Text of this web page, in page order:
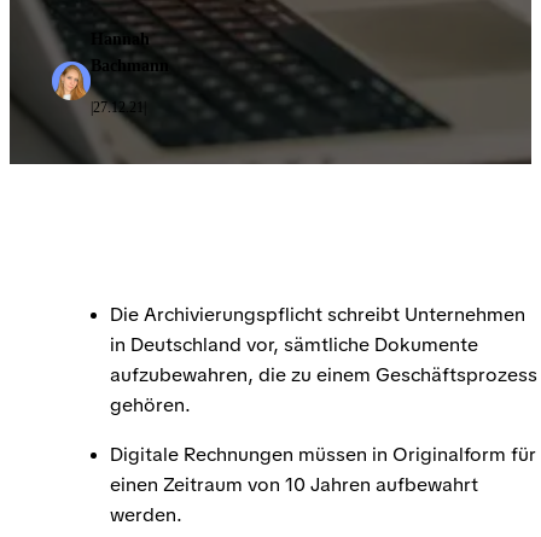
Hannah
Bachmann
27.12.21
Die Archivierungspflicht schreibt Unternehmen
in Deutschland vor, sämtliche Dokumente
aufzubewahren, die zu einem Geschäftsprozess
gehören.
Digitale Rechnungen müssen in Originalform für
einen Zeitraum von 10 Jahren aufbewahrt
werden.